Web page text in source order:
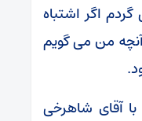
اگر اشتباه
من می گویم
با آقای شاهرخی